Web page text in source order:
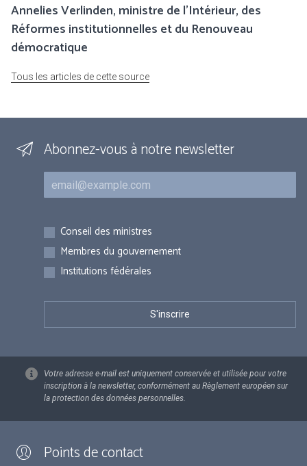
Annelies Verlinden, ministre de l’Intérieur, des
Réformes institutionnelles et du Renouveau
démocratique
Tous les articles de cette source
Abonnez-vous à notre newsletter
Courriel
Inscriptions
Conseil des ministres
Membres du gouvernement
Institutions fédérales
Votre adresse e-mail est uniquement conservée et utilisée pour votre
inscription à la newsletter, conformément au Règlement européen sur
la protection des données personnelles.
Points de contact